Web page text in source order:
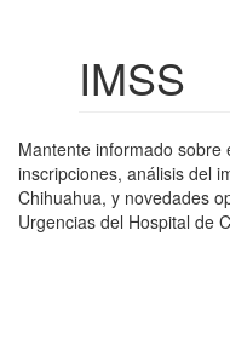
IMSS
Mantente informado sobre
inscripciones, análisis del
Chihuahua, y novedades
Urgencias del Hospital de